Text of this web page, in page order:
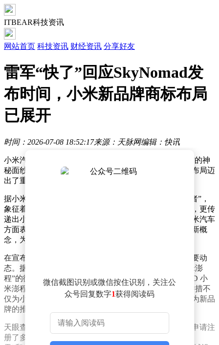
ITBEAR科技资讯
网站首页 科技资讯 财经资讯 分享好友
雷军“快了”回应SkyNomad发
布时间，小米新品牌商标布局
已展开
时间：2026-07-08 18:52:17来源：天脉网编辑：快讯
小米汽车近日正式对外揭晓了旗下全新品牌“SkyNomad”的神
秘面纱。这一新品牌的诞生，标志着小米在汽车领域的布局迈
出了重要一步，引发了业界和消费者的广泛关注。
据小米汽车官方介绍，“SkyNomad”寓意着“天空的游牧者”，
象征着自由、探索与无限可能。这一名称不仅富有诗意，更传
递出小米汽车对于未来出行方式的独特理解和追求。小米汽车
方面表示，新品牌将致力于打造一个关于空间和生活的新概
念，为用户带来前所未有的出行体验。
在宣布新品牌的同时，小米汽车还透露了近期的一些重要动
态。据悉，小米汽车科技有限公司已经注册了名为“小米澎
程”的微信公众号，账号头像中清晰展示了“SKYNOMAD 小
米澎程”的字样，进一步印证了新品牌的真实性。这一举措不
仅为小米汽车提供了一个与消费者直接沟通的平台，也为新品
牌的推广和宣传奠定了坚实基础。
天眼查知识产权信息显示，小米科技有限责任公司已经申请注
册了多枚与“SkyNomad”相关的商标，包括“寻
微信截图识别或微信按住识别，关注公
众号回复数字1获得阅读码